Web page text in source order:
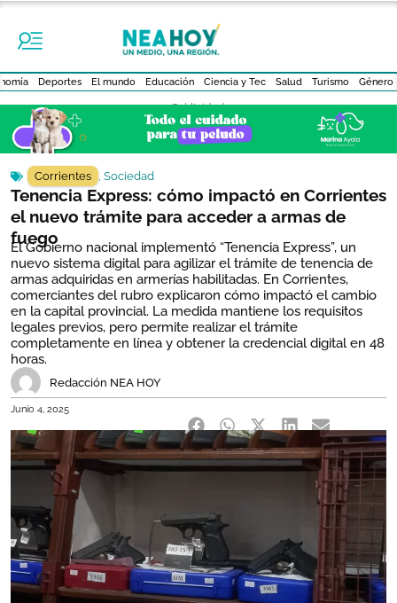
Deportes El mundo Educación Ciencia y Tec Salud Turismo Género
- Publicidad -
Corrientes , Sociedad
Tenencia Express: cómo impactó en Corrientes
el nuevo trámite para acceder a armas de
fuego
El Gobierno nacional implementó “Tenencia Express”, un
nuevo sistema digital para agilizar el trámite de tenencia de
armas adquiridas en armerías habilitadas. En Corrientes,
comerciantes del rubro explicaron cómo impactó el cambio
en la capital provincial. La medida mantiene los requisitos
legales previos, pero permite realizar el trámite
completamente en línea y obtener la credencial digital en 48
horas.
Redacción NEA HOY
Junio 4, 2025